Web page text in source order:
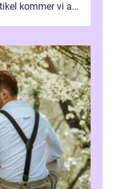
kommer vi att